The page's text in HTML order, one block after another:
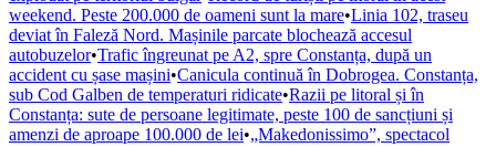
weekend. Peste 200.000 de oameni sunt la mare•Linia 102, traseu
deviat în Faleză Nord. Mașinile parcate blochează accesul
autobuzelor•Trafic îngreunat pe A2, spre Constanța, după un
accident cu șase mașini•Canicula continuă în Dobrogea. Constanța,
sub Cod Galben de temperaturi ridicate•Razii pe litoral și în
Constanța: sute de persoane legitimate, peste 100 de sancțiuni și
amenzi de aproape 100.000 de lei•„Makedonissimo”, spectacol